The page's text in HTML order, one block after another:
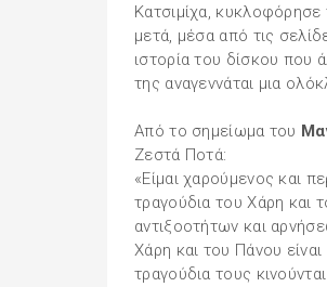
Κατσιμίχα, κυκλοφόρησε
μετά, μέσα από τις
ιστορία του δίσκου που
της αναγεννάται μια
Από το σημείωμα του
Ζεστά Ποτά:
«Είμαι χαρούμενος και
τραγούδια του Χάρη και
αντιξοοτήτων και
Χάρη και του Πάνου
τραγούδια τους